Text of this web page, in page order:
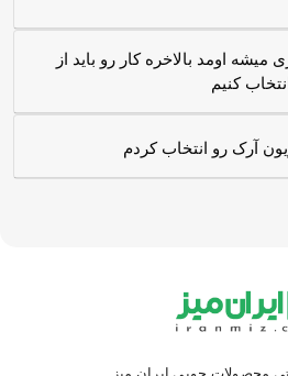
اومد بالاخره کار رو باید از
کنیم
آرک رو انتخاب کردم